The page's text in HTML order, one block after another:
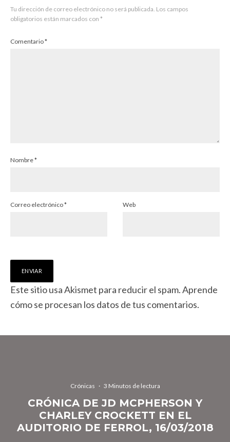
Tu dirección de correo electrónico no será publicada. Los campos
obligatorios están marcados con *
Comentario*
Nombre*
Correo electrónico* Web
Este sitio usa Akismet para reducir el spam.Aprende
cómo se procesan los datos de tus comentarios.
Crónicas · 3 Minutos de lectura
CRÓNICA DE JD MCPHERSON Y
CHARLEY CROCKETT EN EL
AUDITORIO DE FERROL, 16/03/2018